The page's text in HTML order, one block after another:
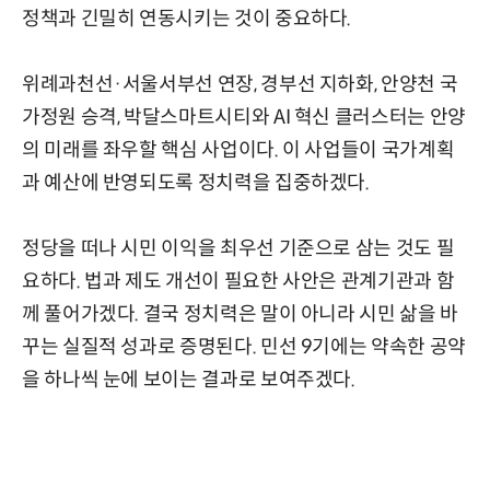
정책과 긴밀히 연동시키는 것이 중요하다.
위례과천선·서울서부선 연장, 경부선 지하화, 안양천 국
가정원 승격, 박달스마트시티와 AI 혁신 클러스터는 안양
의 미래를 좌우할 핵심 사업이다. 이 사업들이 국가계획
과 예산에 반영되도록 정치력을 집중하겠다.
정당을 떠나 시민 이익을 최우선 기준으로 삼는 것도 필
요하다. 법과 제도 개선이 필요한 사안은 관계기관과 함
께 풀어가겠다. 결국 정치력은 말이 아니라 시민 삶을 바
꾸는 실질적 성과로 증명된다. 민선 9기에는 약속한 공약
을 하나씩 눈에 보이는 결과로 보여주겠다.